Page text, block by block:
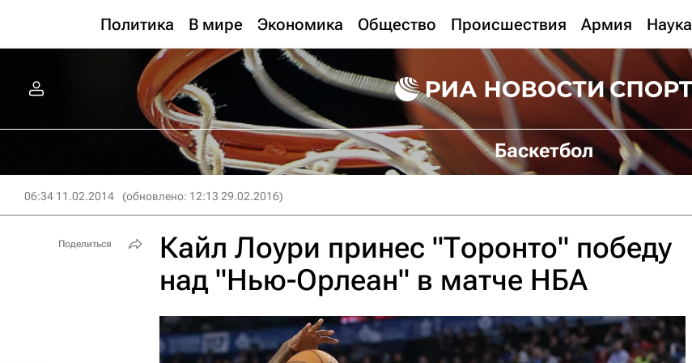
Политика В мире Экономика Общество Происшествия Армия Наука
Баскетбол
06:34 11.02.2014 (обновлено: 12:13 29.02.2016)
Кайл Лоури принес "Торонто" победу
над "Нью-Орлеан" в матче НБА
Поделиться